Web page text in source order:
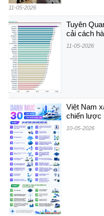
11-05-2026
Tuyên
cải cách
11-05-2026
Việt Nam
chiến lược
10-05-2026